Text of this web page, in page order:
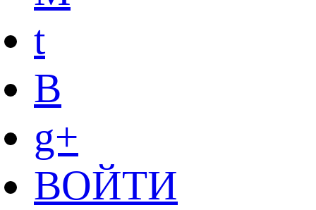
t
B
g+
ВОЙТИ